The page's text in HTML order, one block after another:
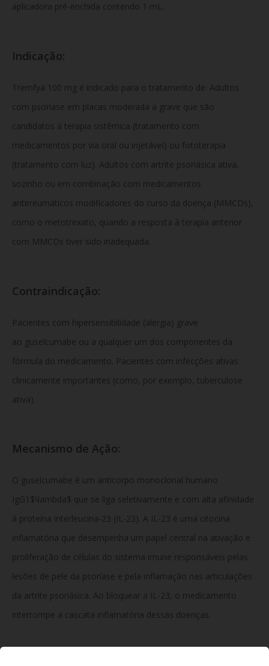
aplicadora pré-enchida contendo 1 mL.
Indicação:
Tremfya 100 mg é indicado para o tratamento de: Adultos
com psoríase em placas moderada a grave que são
candidatos à terapia sistêmica (tratamento com
medicamentos por via oral ou injetável) ou fototerapia
(tratamento com luz). Adultos com artrite psoriásica ativa,
sozinho ou em combinação com medicamentos
antirreumáticos modificadores do curso da doença (MMCDs),
como o metotrexato, quando a resposta à terapia anterior
com MMCDs tiver sido inadequada.
Contraindicação:
Pacientes com hipersensibilidade (alergia) grave
ao guselcumabe ou a qualquer um dos componentes da
fórmula do medicamento. Pacientes com infecções ativas
clinicamente importantes (como, por exemplo, tuberculose
ativa).
Mecanismo de Ação:
O guselcumabe é um anticorpo monoclonal humano
IgG1$\lambda$ que se liga seletivamente e com alta afinidade
à proteína interleucina-23 (IL-23). A IL-23 é uma citocina
inflamatória que desempenha um papel central na ativação e
proliferação de células do sistema imune responsáveis pelas
lesões de pele da psoríase e pela inflamação nas articulações
da artrite psoriásica. Ao bloquear a IL-23, o medicamento
interrompe a cascata inflamatória dessas doenças.